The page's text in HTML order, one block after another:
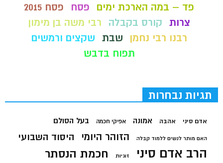
פד – במה הארכת ימים
פסח
פסח 2015
צרות קורס בקבלה
רבי משה בן מימון
רבנו רבי נחמן
שבת שקצים ורמשים
תפוח בדבש
תגיות נבחרות
אדם סיני אהבה אמונה אפיקי חכמה בעל הסולם
האם מותר לנשים ללמוד קבלה הזוהר היומי היסוד השבועי
הרב אדם סיני זוגיות חכמת הנסתר